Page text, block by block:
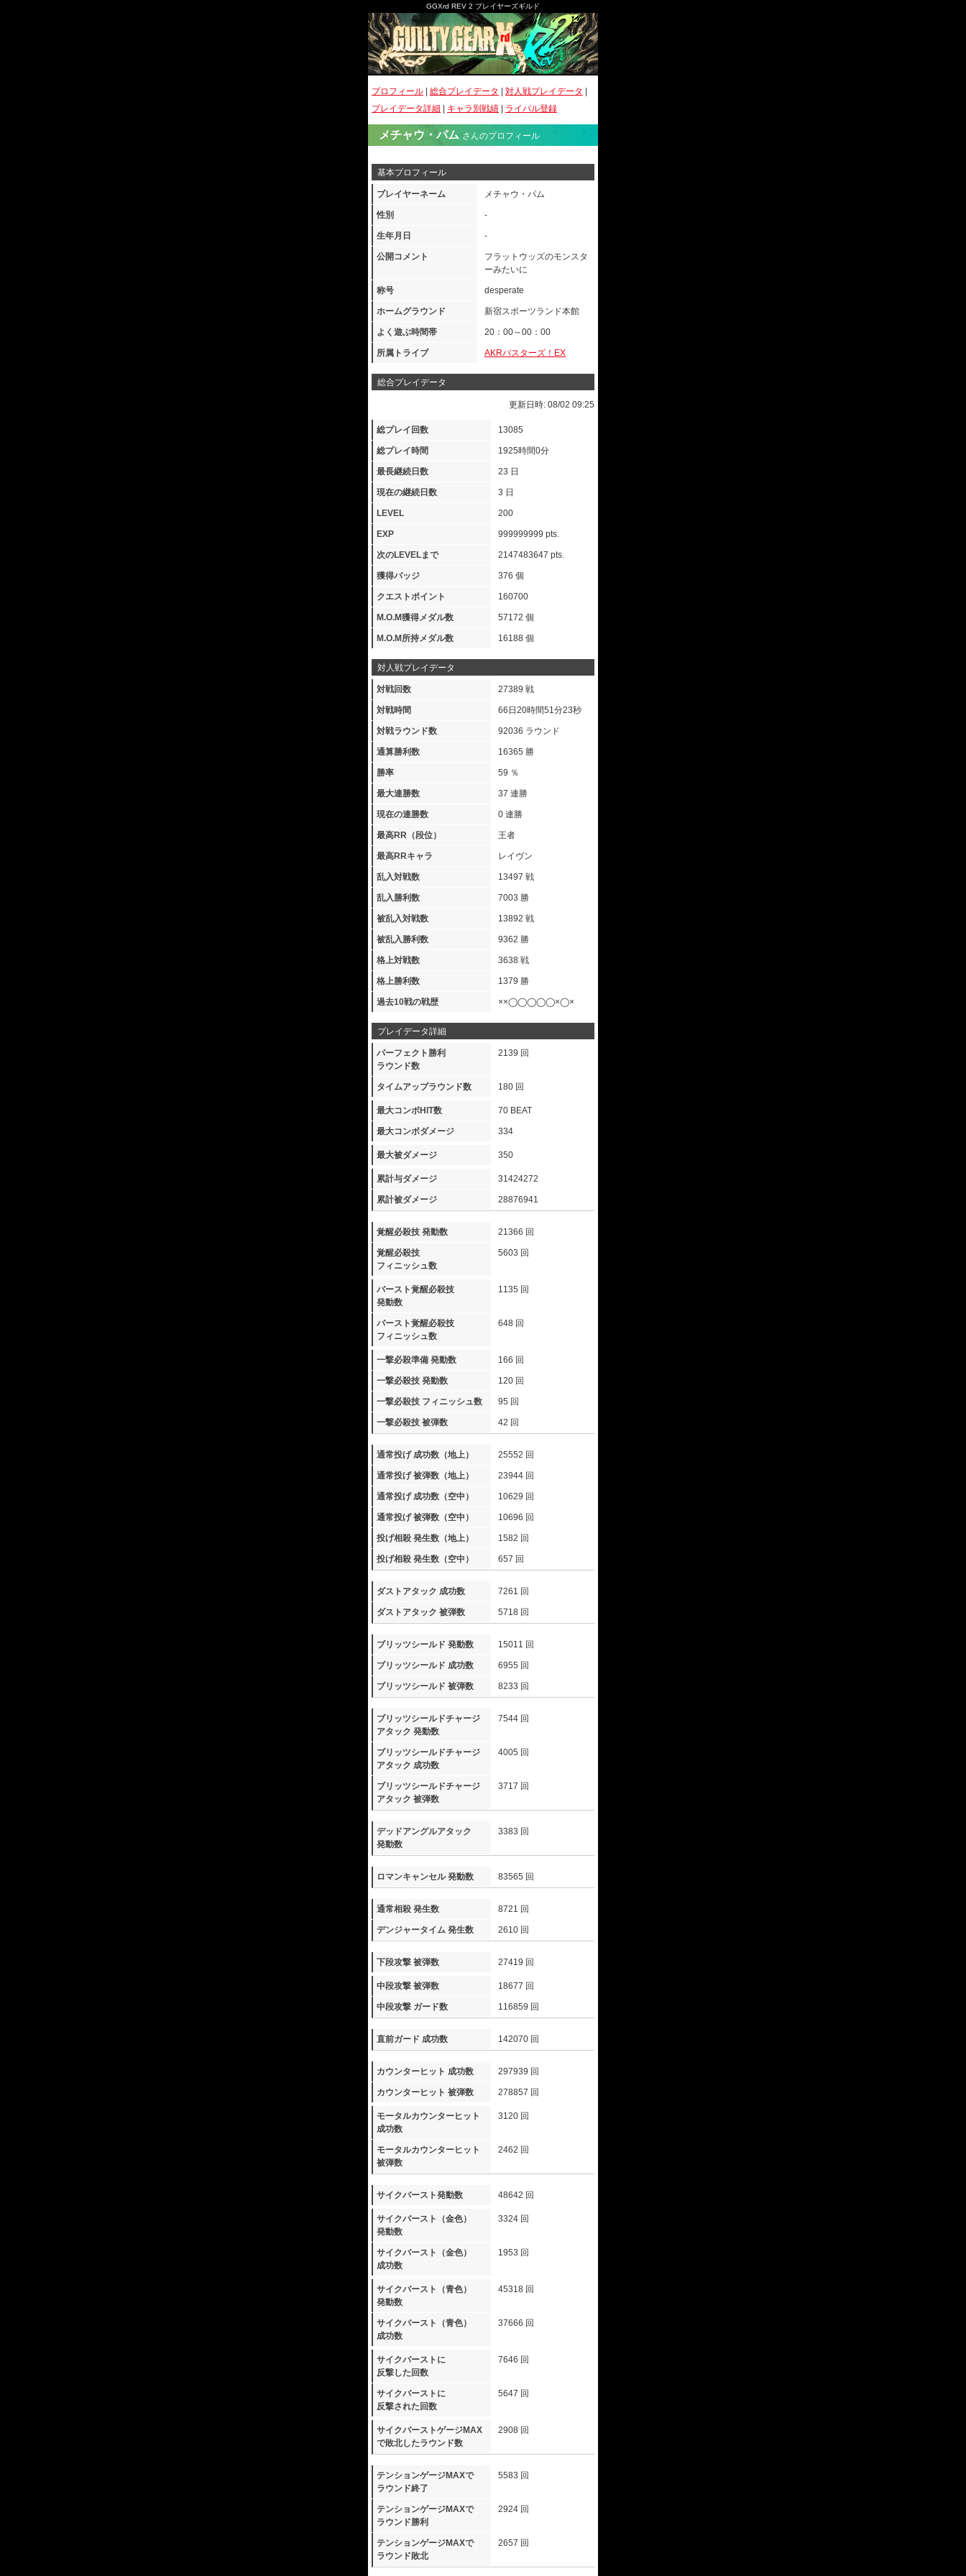
GGXrd REV 2 プレイヤーズギルド
プロフィール 総合プレイデータ 対人戦プレイデータ
プレイデータ詳細
キャラ別戦績 ライバル登録
メチャウ・パム さんのプロフィール
基本プロフィール
プレイヤーネーム メチャウ・パム
性別 -
生年月日 -
公開コメント
フラットウッズのモンスタ
ーみたいに
称号 desperate
ホームグラウンド 新宿スポーツランド本館
よく遊ぶ時間帯 20：00～00：00
所属トライブ AKRバスターズ！EX
総合プレイデータ
更新日時: 08/02 09:25
総プレイ回数 13085
総プレイ時間 1925時間0分
最長継続日数 23 日
現在の継続日数 3 日
LEVEL 200
EXP 999999999 pts.
次のLEVELまで 2147483647 pts.
獲得バッジ 376 個
クエストポイント 160700
M.O.M獲得メダル数 57172 個
M.O.M所持メダル数 16188 個
対人戦プレイデータ
対戦回数 27389 戦
対戦時間 66日20時間51分23秒
対戦ラウンド数 92036 ラウンド
通算勝利数 16365 勝
勝率 59 ％
最大連勝数 37 連勝
現在の連勝数 0 連勝
最高RR（段位） 王者
最高RRキャラ レイヴン
乱入対戦数 13497 戦
乱入勝利数 7003 勝
被乱入対戦数 13892 戦
被乱入勝利数 9362 勝
格上対戦数 3638 戦
格上勝利数 1379 勝
過去10戦の戦歴 ××◯◯◯◯◯×◯×
プレイデータ詳細
パーフェクト勝利
ラウンド数
2139 回
タイムアップラウンド数 180 回
最大コンボHIT数 70 BEAT
最大コンボダメージ 334
最大被ダメージ 350
累計与ダメージ 31424272
累計被ダメージ 28876941
覚醒必殺技 発動数 21366 回
覚醒必殺技
フィニッシュ数
5603 回
バースト覚醒必殺技
発動数
1135 回
バースト覚醒必殺技
フィニッシュ数
648 回
一撃必殺準備 発動数 166 回
一撃必殺技 発動数 120 回
一撃必殺技 フィニッシュ数 95 回
一撃必殺技 被弾数 42 回
通常投げ 成功数（地上） 25552 回
通常投げ 被弾数（地上） 23944 回
通常投げ 成功数（空中） 10629 回
通常投げ 被弾数（空中） 10696 回
投げ相殺 発生数（地上） 1582 回
投げ相殺 発生数（空中） 657 回
ダストアタック 成功数 7261 回
ダストアタック 被弾数 5718 回
ブリッツシールド 発動数 15011 回
ブリッツシールド 成功数 6955 回
ブリッツシールド 被弾数 8233 回
ブリッツシールドチャージ
アタック 発動数
7544 回
ブリッツシールドチャージ
アタック 成功数
4005 回
ブリッツシールドチャージ
アタック 被弾数
3717 回
デッドアングルアタック
発動数
3383 回
ロマンキャンセル 発動数 83565 回
通常相殺 発生数 8721 回
デンジャータイム 発生数 2610 回
下段攻撃 被弾数 27419 回
中段攻撃 被弾数 18677 回
中段攻撃 ガード数 116859 回
直前ガード 成功数 142070 回
カウンターヒット 成功数 297939 回
カウンターヒット 被弾数 278857 回
モータルカウンターヒット
成功数
3120 回
モータルカウンターヒット
被弾数
2462 回
サイクバースト発動数 48642 回
サイクバースト（金色）
発動数
3324 回
サイクバースト（金色）
成功数
1953 回
サイクバースト（青色）
発動数
45318 回
サイクバースト（青色）
成功数
37666 回
サイクバーストに
反撃した回数
7646 回
サイクバーストに
反撃された回数
5647 回
サイクバーストゲージMAX
で敗北したラウンド数
2908 回
テンションゲージMAXで
ラウンド終了
5583 回
テンションゲージMAXで
ラウンド勝利
2924 回
テンションゲージMAXで
ラウンド敗北
2657 回